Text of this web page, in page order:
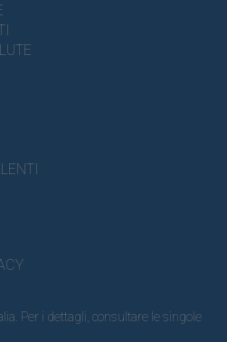
Per i dettagli, consultare le singole